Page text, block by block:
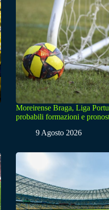
Moreirense Braga, Liga
probabili formazioni e
9 Agosto 2026